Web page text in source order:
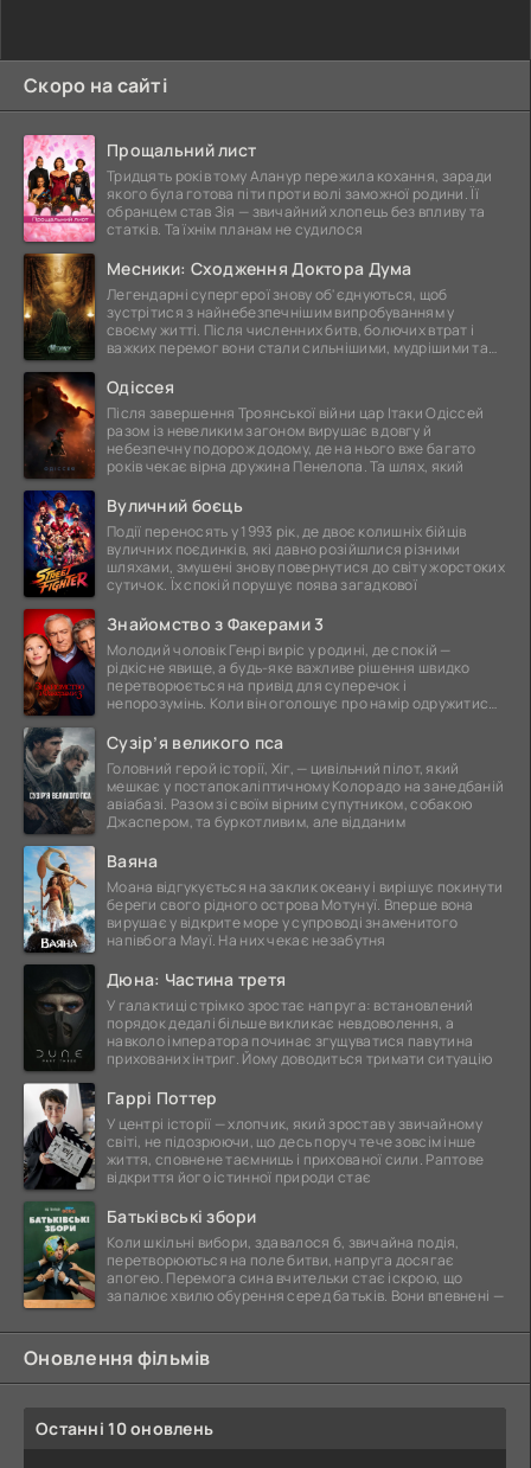
Скоро на сайті
Прощальний лист
Тридцять років тому Аланур пережила кохання, заради
якого була готова піти проти волі заможної родини. Її
обранцем став Зія — звичайний хлопець без впливу та
статків. Та їхнім планам не судилося
Месники: Сходження Доктора Дума
Легендарні супергерої знову об'єднуються, щоб
зустрітися з найнебезпечнішим випробуванням у
своєму житті. Після численних битв, болючих втрат і
важких перемог вони стали сильнішими, мудрішими та
Одіссея
Після завершення Троянської війни цар Ітаки Одіссей
разом із невеликим загоном вирушає в довгу й
небезпечну подорож додому, де на нього вже багато
років чекає вірна дружина Пенелопа. Та шлях, який
Вуличний боєць
Події переносять у 1993 рік, де двоє колишніх бійців
вуличних поєдинків, які давно розійшлися різними
шляхами, змушені знову повернутися до світу жорстоких
сутичок. Їх спокій порушує поява загадкової
Знайомство з Факерами 3
Молодий чоловік Генрі виріс у родині, де спокій —
рідкісне явище, а будь-яке важливе рішення швидко
перетворюється на привід для суперечок і
непорозумінь. Коли він оголошує про намір одружитися,
Сузір’я великого пса
Головний герой історії, Хіг, — цивільний пілот, який
мешкає у постапокаліптичному Колорадо на занедбаній
авіабазі. Разом зі своїм вірним супутником, собакою
Джаспером, та буркотливим, але відданим
Ваяна
Моана відгукується на заклик океану і вирішує покинути
береги свого рідного острова Мотунуї. Вперше вона
вирушає у відкрите море у супроводі знаменитого
напівбога Мауї. На них чекає незабутня
Дюна: Частина третя
У галактиці стрімко зростає напруга: встановлений
порядок дедалі більше викликає невдоволення, а
навколо імператора починає згущуватися павутина
прихованих інтриг. Йому доводиться тримати ситуацію
Гаррі Поттер
У центрі історії — хлопчик, який зростав у звичайному
світі, не підозрюючи, що десь поруч тече зовсім інше
життя, сповнене таємниць і прихованої сили. Раптове
відкриття його істинної природи стає
Батьківські збори
Коли шкільні вибори, здавалося б, звичайна подія,
перетворюються на поле битви, напруга досягає
апогею. Перемога сина вчительки стає іскрою, що
запалює хвилю обурення серед батьків. Вони впевнені —
Оновлення фільмів
Останні 10 оновлень